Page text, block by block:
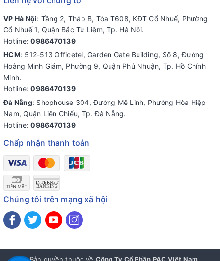
VP Hà Nội: Tầng 2, Tháp B, Tòa T608, KĐT Cổ Nhuế, Phường
Cổ Nhuế 1, Quận Bắc Từ Liêm, Tp. Hà Nội.
Hotline:0986470139
HCM: 512-513 Officetel, Garden Gate Building, Số 8, Đường
Hoàng Minh Giám, Phường 9, Quận Phú Nhuận, Tp. Hồ Chính
Minh.
Hotline:0986470139
Đà Nẵng: Shophouse 304, Đường Mê Linh, Phường Hòa Hiệp
Nam, Quận Liên Chiểu, Tp. Đà Nẵng.
Hotline:0986470139
Chấp nhận thanh toán
Chúng tôi trên mạng xã hội
© Bản quyền thuộc về Công Ty Cổ Phần PAC Việt Nam